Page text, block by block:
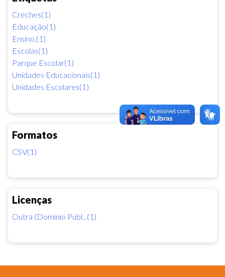
Creches(1)
Educação(1)
Ensino.(1)
Escolas(1)
Parque Escolar(1)
Unidades Educacionais(1)
Unidades Escolares(1)
Formatos
CSV(1)
Licenças
Outra (Domínio Públ...(1)